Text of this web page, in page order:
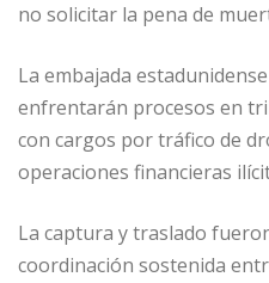
no solicitar la pena de
La embajada
enfrentarán procesos en
con cargos por tráfico de
operaciones financieras
La captura y traslado
coordinación sostenida